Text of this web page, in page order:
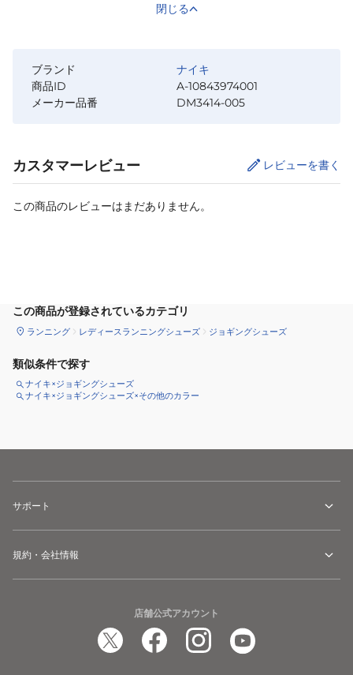
閉じる
ブランド
ナイキ
商品ID
A-10843974001
メーカー品番
DM3414-005
カスタマーレビュー レビューを書く
この商品のレビューはまだありません。
この商品が登録されているカテゴリ
ランニング レディースランニングシューズ ジョギングシューズ
類似条件で探す
ナイキ×ジョギングシューズ
ナイキ×ジョギングシューズ×その他のカラー
サポート
規約・会社情報
店舗公式アカウント